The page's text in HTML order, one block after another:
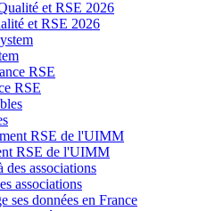
et RSE 2026
RSE
RSE de l'UIMM
associations